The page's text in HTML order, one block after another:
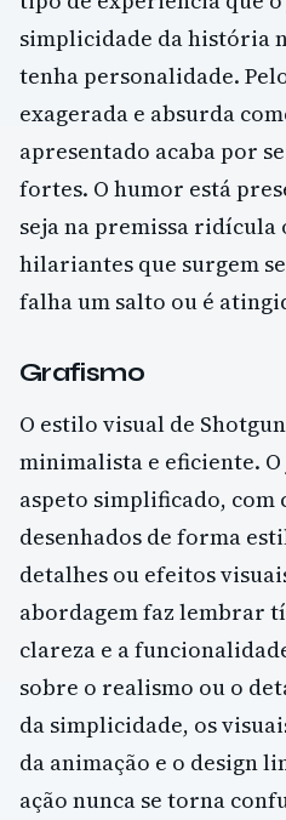
simplicidade da história
tenha personalidade.
exagerada e absurda
apresentado acaba por
fortes. O humor está
seja na premissa ridícula
hilariantes que surgem
falha um salto ou é
Grafismo
O estilo visual de
minimalista e eficiente.
aspeto simplificado, com
desenhados de forma
detalhes ou efeitos
abordagem faz lembrar
clareza e a
sobre o realismo ou o
da simplicidade, os
da animação e o design
ação nunca se torna